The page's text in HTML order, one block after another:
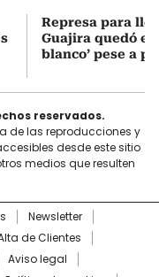
Represa para
Guajira quedó en
blanco’ pese a
reservados.
de las reproducciones y
desde este sitio
medios que resulten
Newsletter
de Clientes
Aviso legal